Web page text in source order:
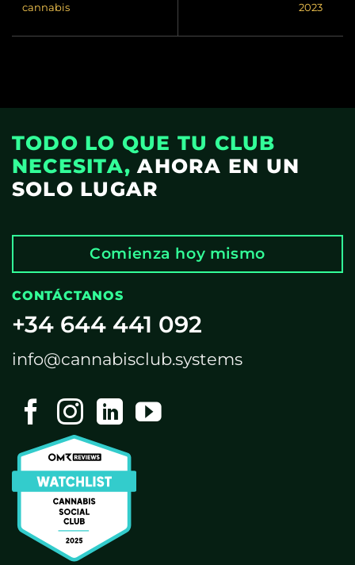
cannabis
2023
TODO LO QUE TU CLUB
NECESITA, AHORA EN UN
SOLO LUGAR
Comienza hoy mismo
CONTÁCTANOS
+34 644 441 092
info@cannabisclub.systems